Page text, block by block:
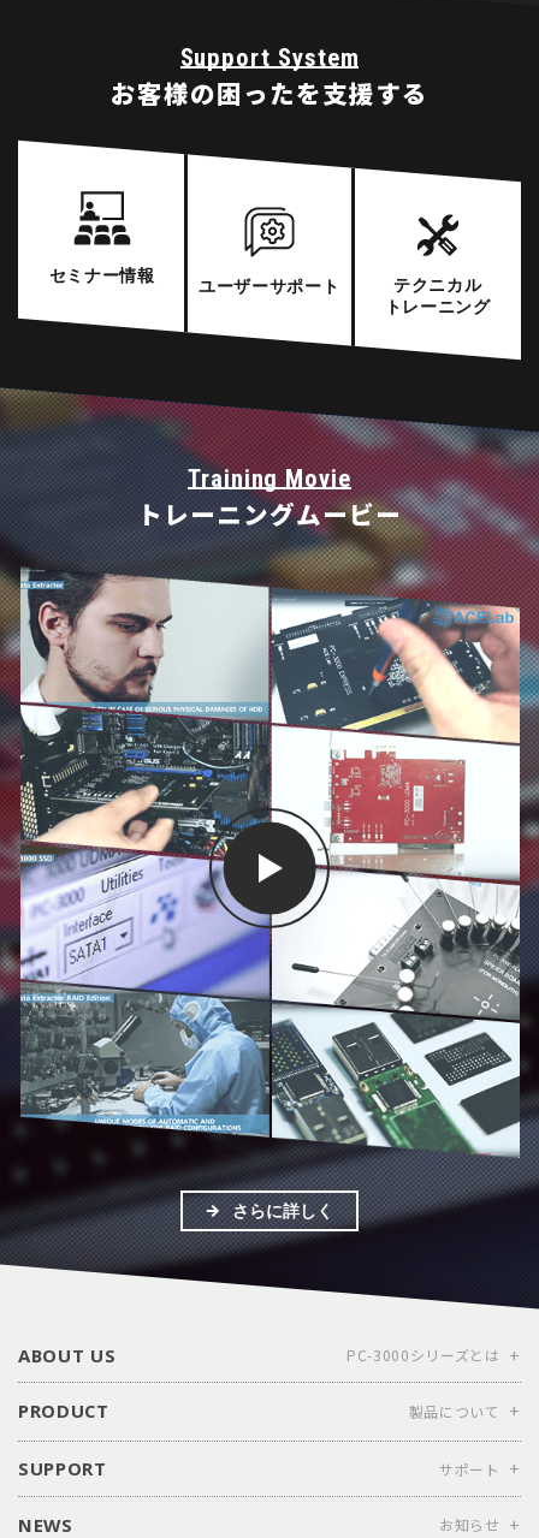
Support System
お客様の困ったを支援する
セミナー情報
ユーザーサポート
テクニカル
トレーニング
Training Movie
トレーニングムービー
さらに詳しく
ABOUT US
PRODUCT
SUPPORT
NEWS